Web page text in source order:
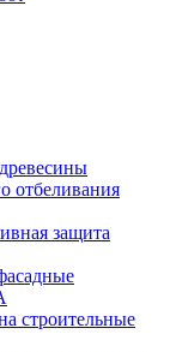
отбеливания
защита
строительные